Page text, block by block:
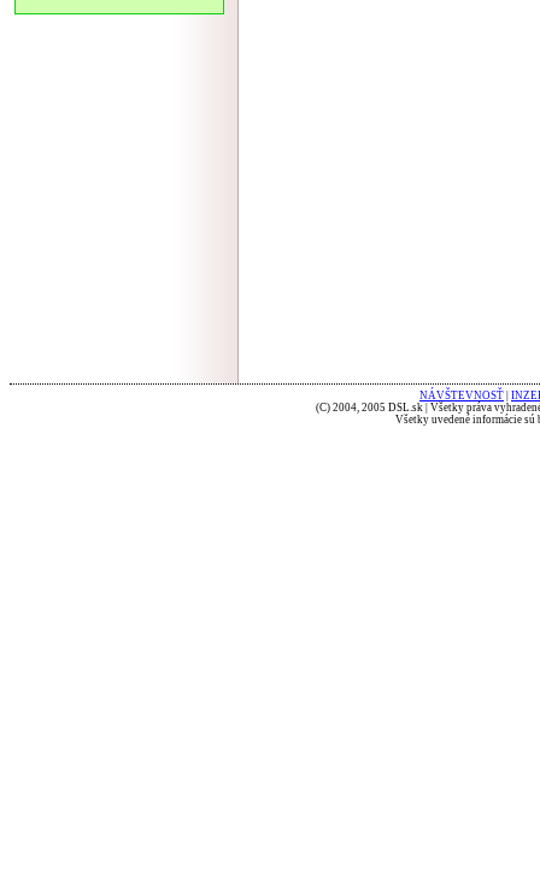
NÁVŠTEVNOSŤ
(C) 2004, 2005 DSL.sk | Všetky práva
Všetky uvedené informácie sú